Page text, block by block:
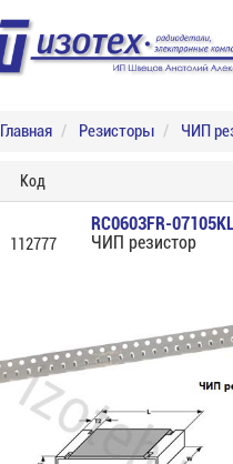
Главная Резисторы ЧИП
Код
112777
RC0603FR-
ЧИП резистор